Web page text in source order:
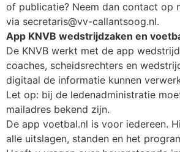
of publicatie? Neem dan contact op
via secretaris@vv-callantsoog.nl.
App KNVB wedstrijdzaken en
De KNVB werkt met de app
coaches, scheidsrechters en
digitaal de informatie kunnen
Let op: bij de ledenadministratie
mailadres bekend zijn.
De app voetbal.nl is voor iedereen.
alle uitslagen, standen en het